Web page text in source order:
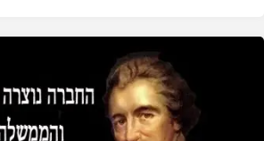
בדיחות…"